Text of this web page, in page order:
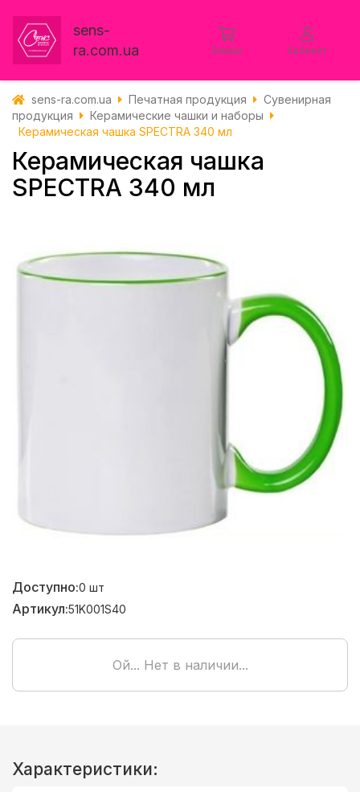
sens-
ra.com.ua
Заказы Кабинет
sens-ra.com.ua Печатная продукция
Сувенирная
продукция
Керамические чашки и наборы
Керамическая чашка SPECTRA 340 мл
Керамическая чашка
SPECTRA 340 мл
Доступно:0 шт
Артикул:51K001S40
Ой... Нет в наличии...
Характеристики: